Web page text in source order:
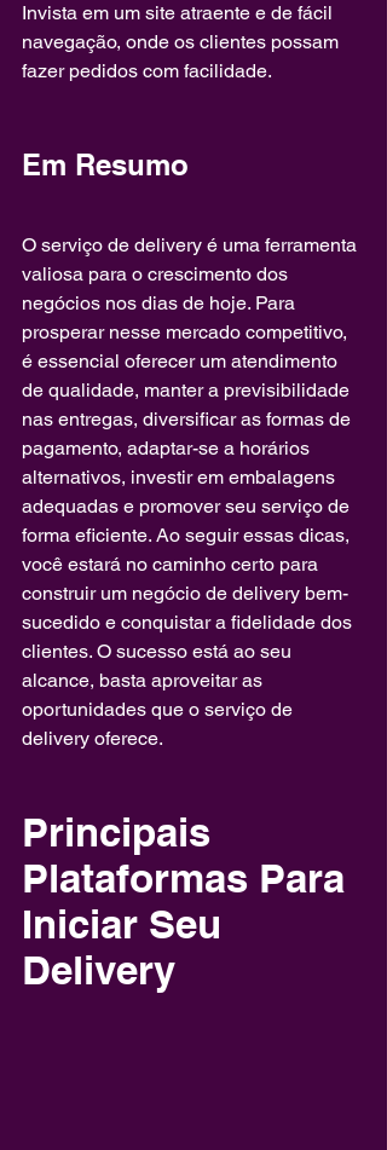
Invista em um site atraente e de fácil
navegação, onde os clientes possam
fazer pedidos com facilidade.
Em Resumo
O serviço de delivery é uma ferramenta
valiosa para o crescimento dos
negócios nos dias de hoje. Para
prosperar nesse mercado competitivo,
é essencial oferecer um atendimento
de qualidade, manter a previsibilidade
nas entregas, diversificar as formas de
pagamento, adaptar-se a horários
alternativos, investir em embalagens
adequadas e promover seu serviço de
forma eficiente. Ao seguir essas dicas,
você estará no caminho certo para
construir um negócio de delivery bem-
sucedido e conquistar a fidelidade dos
clientes. O sucesso está ao seu
alcance, basta aproveitar as
oportunidades que o serviço de
delivery oferece.
Principais
Plataformas Para
Iniciar Seu
Delivery